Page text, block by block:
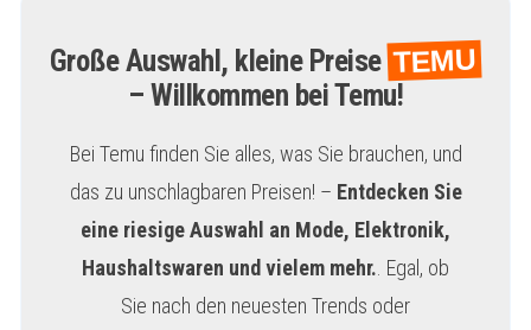
Große Auswahl, kleine PreiseTEMU
– Willkommen bei Temu!
Bei Temu finden Sie alles, was Sie brauchen, und
das zu unschlagbaren Preisen! – Entdecken Sie
eine riesige Auswahl an Mode, Elektronik,
Haushaltswaren und vielem mehr. . Egal, ob
Sie nach den neuesten Trends oder